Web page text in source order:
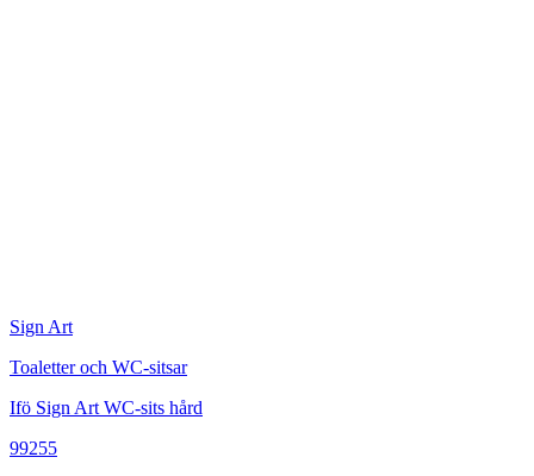
Sign Art
Toaletter och WC-sitsar
Ifö Sign Art WC-sits hård
99255